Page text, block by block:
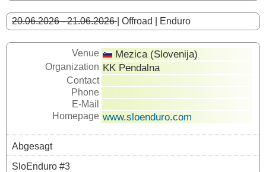
20.06.2026 - 21.06.2026 | Offroad | Enduro
Venue Mezica (Slovenija)
Organization KK Pendalna
Contact
Phone
E-Mail
Homepage www.sloenduro.com
Abgesagt
SloEnduro #3